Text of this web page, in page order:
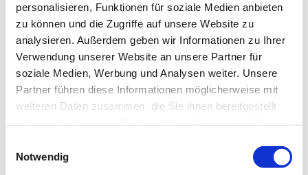
personalisieren, Funktionen für soziale Medien anbieten
zu können und die Zugriffe auf unsere Website zu
analysieren. Außerdem geben wir Informationen zu Ihrer
Verwendung unserer Website an unsere Partner für
soziale Medien, Werbung und Analysen weiter. Unsere
Partner führen diese Informationen möglicherweise mit
weiteren Daten zusammen, die Sie ihnen bereitgestellt
Notwendig